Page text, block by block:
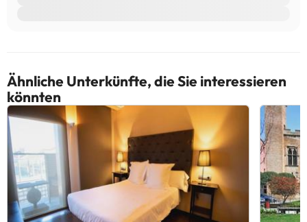
Ähnliche Unterkünfte, die Sie interessieren
könnten